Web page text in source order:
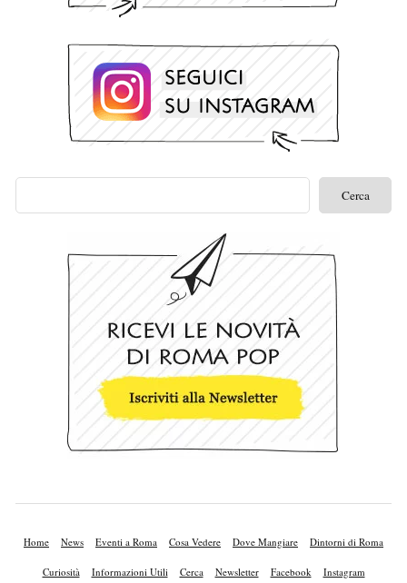
Home News Eventi a Roma Cosa Vedere Dove Mangiare Dintorni di Roma
Curiosità Informazioni Utili Cerca Newsletter Facebook Instagram